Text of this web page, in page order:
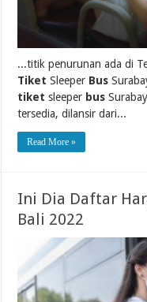
...titik penurunan ada di
Tiket Sleeper Bus
tiket sleeper bus
tersedia, dilansir dari...
Read More »
Ini Dia Daftar
Bali 2022